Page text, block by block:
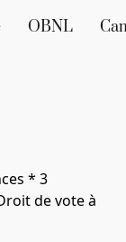
OBNL
* 3
de vote à